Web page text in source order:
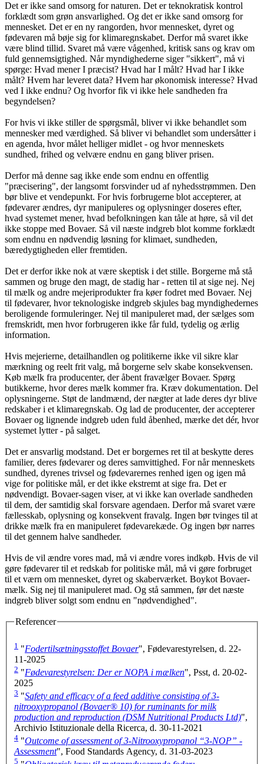
Det er ikke sand omsorg for naturen. Det er teknokratisk kontrol
forklædt som grøn ansvarlighed. Og det er ikke sand omsorg for
mennesket. Det er en ny rangorden, hvor mennesket, dyret og
fødevaren må bøje sig for klimaregnskabet. Derfor må svaret ikke
være blind tillid. Svaret må være vågenhed, kritisk sans og krav om
fuld gennemsigtighed. Når myndighederne siger "sikkert", må vi
spørge: Hvad mener I præcist? Hvad har I målt? Hvad har I ikke
målt? Hvem har leveret data? Hvem har økonomisk interesse? Hvad
ved I ikke endnu? Og hvorfor fik vi ikke hele sandheden fra
begyndelsen?
For hvis vi ikke stiller de spørgsmål, bliver vi ikke behandlet som
mennesker med værdighed. Så bliver vi behandlet som undersåtter i
en agenda, hvor målet helliger midlet - og hvor menneskets
sundhed, frihed og velvære endnu en gang bliver prisen.
Derfor må denne sag ikke ende som endnu en offentlig
"præcisering", der langsomt forsvinder ud af nyhedsstrømmen. Den
bør blive et vendepunkt. For hvis forbrugerne blot accepterer, at
fødevarer ændres, dyr manipuleres og oplysninger doseres efter,
hvad systemet mener, hvad befolkningen kan tåle at høre, så vil det
ikke stoppe med Bovaer. Så vil næste indgreb blot komme forklædt
som endnu en nødvendig løsning for klimaet, sundheden,
bæredygtigheden eller fremtiden.
Det er derfor ikke nok at være skeptisk i det stille. Borgerne må stå
sammen og bruge den magt, de stadig har - retten til at sige nej. Nej
til mælk og andre mejeriprodukter fra køer fodret med Bovaer. Nej
til fødevarer, hvor teknologiske indgreb skjules bag myndighedernes
beroligende formuleringer. Nej til manipuleret mad, der sælges som
fremskridt, men hvor forbrugeren ikke får fuld, tydelig og ærlig
information.
Hvis mejerierne, detailhandlen og politikerne ikke vil sikre klar
mærkning og reelt frit valg, må borgerne selv skabe konsekvensen.
Køb mælk fra producenter, der åbent fravælger Bovaer. Spørg
butikkerne, hvor deres mælk kommer fra. Kræv dokumentation. Del
oplysningerne. Støt de landmænd, der nægter at lade deres dyr blive
redskaber i et klimaregnskab. Og lad de producenter, der accepterer
Bovaer og lignende indgreb uden fuld åbenhed, mærke det dér, hvor
systemet lytter - på salget.
Det er ansvarlig modstand. Det er borgernes ret til at beskytte deres
familier, deres fødevarer og deres samvittighed. For når menneskets
sundhed, dyrenes trivsel og fødevarernes renhed igen og igen må
vige for politiske mål, er det ikke ekstremt at sige fra. Det er
nødvendigt. Bovaer-sagen viser, at vi ikke kan overlade sandheden
til dem, der samtidig skal forsvare agendaen. Derfor må svaret være
fællesskab, oplysning og konsekvent fravalg. Ingen bør tvinges til at
drikke mælk fra en manipuleret fødevarekæde. Og ingen bør narres
til det gennem halve sandheder.
Hvis de vil ændre vores mad, må vi ændre vores indkøb. Hvis de vil
gøre fødevarer til et redskab for politiske mål, må vi gøre forbruget
til et værn om mennesket, dyret og skaberværket. Boykot Bovaer-
mælk. Sig nej til manipuleret mad. Og stå sammen, før det næste
indgreb bliver solgt som endnu en "nødvendighed".
Referencer
1 "Fodertilsætningsstoffet Bovaer", Fødevarestyrelsen, d. 22-
11-2025
2 "Fødevarestyrelsen: Der er NOPA i mælken", Psst, d. 20-02-
2025
3 "Safety and efficacy of a feed additive consisting of 3-
nitrooxypropanol (Bovaer® 10) for ruminants for milk
production and reproduction (DSM Nutritional Products Ltd)",
Archivio Istituzionale della Ricerca, d. 30-11-2021
4 "Outcome of assessment of 3-Nitrooxypropanol “3-NOP” -
Assessment", Food Standards Agency, d. 31-03-2023
5